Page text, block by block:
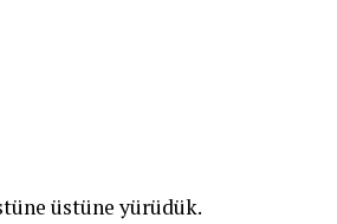
üstüne yürüdük.